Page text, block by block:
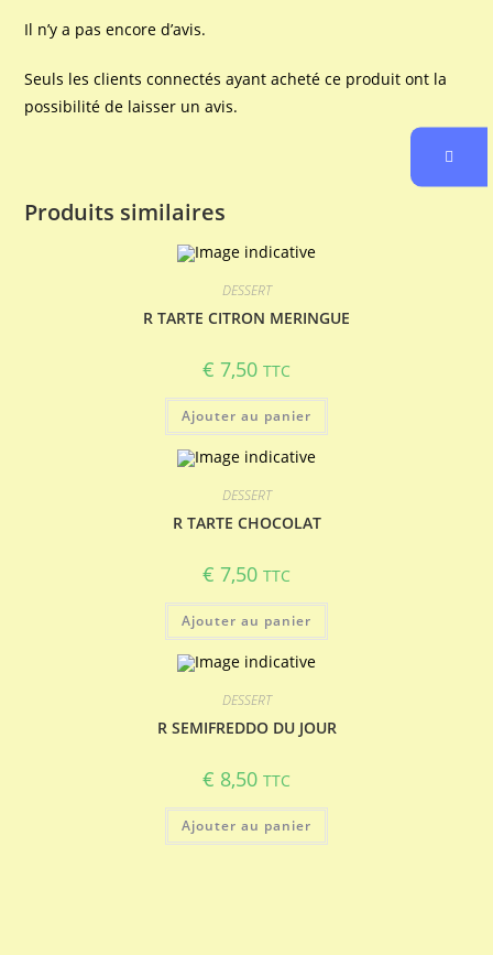
Il n’y a pas encore d’avis.
Seuls les clients connectés ayant acheté ce produit ont la
possibilité de laisser un avis.
Produits similaires
DESSERT
R TARTE CITRON MERINGUE
€ 7,50 TTC
Ajouter au panier
DESSERT
R TARTE CHOCOLAT
€ 7,50 TTC
Ajouter au panier
DESSERT
R SEMIFREDDO DU JOUR
€ 8,50 TTC
Ajouter au panier